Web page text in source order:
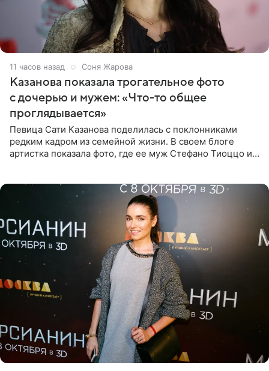
11 часов назад Соня Жарова
Казанова показала трогательное фото
с дочерью и мужем: «Что-то общее
проглядывается»
Певица Сати Казанова поделилась с поклонниками
редким кадром из семейной жизни. В своем блоге
артистка показала фото, где ее муж Стефано Тиоццо и